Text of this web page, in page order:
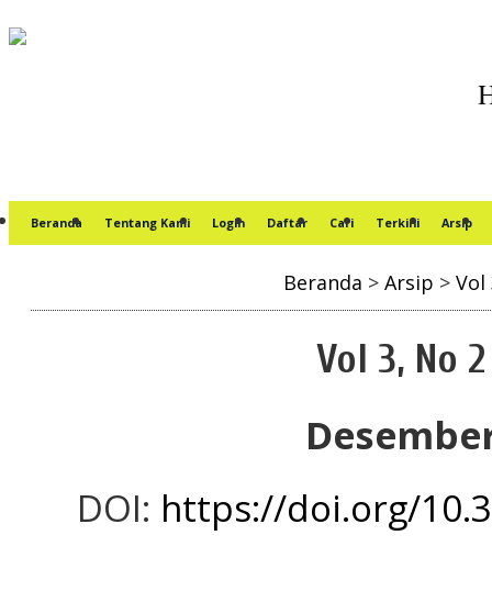
Beranda Tentang Kami Login Daftar Cari Terkini Arsip
Beranda > Arsip > Vol
Vol 3, No 2
DOI: https://doi.org/